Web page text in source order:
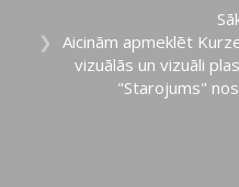
Aicinām apmeklēt
vizuālās un vizuāli
"Starojums"